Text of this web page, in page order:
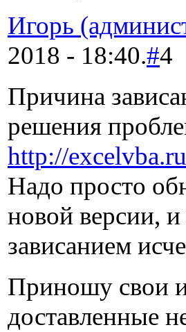
Игорь
2018 - 18:40.#4
Причина
решения
http://
Надо просто
новой версии,
зависанием
Приношу свои
доставленные